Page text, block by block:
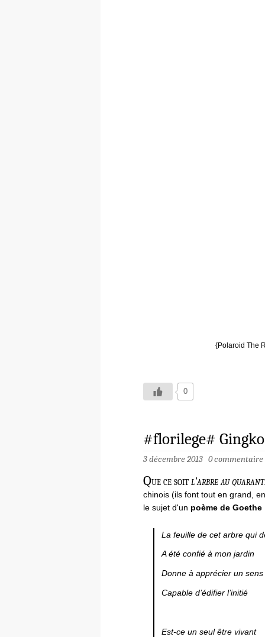
{Polaroid The
0
#florilege#
3 décembre 2013 0 commentaire
Que ce soitl'arbre au
chinois (ils font tout en grand,
le sujet d'un poème de Goethe
La feuille de cet arbre qui
A été confié à mon jardin
Donne à apprécier un
Capable d’édifier l’initié
Est-ce un seul être vivant